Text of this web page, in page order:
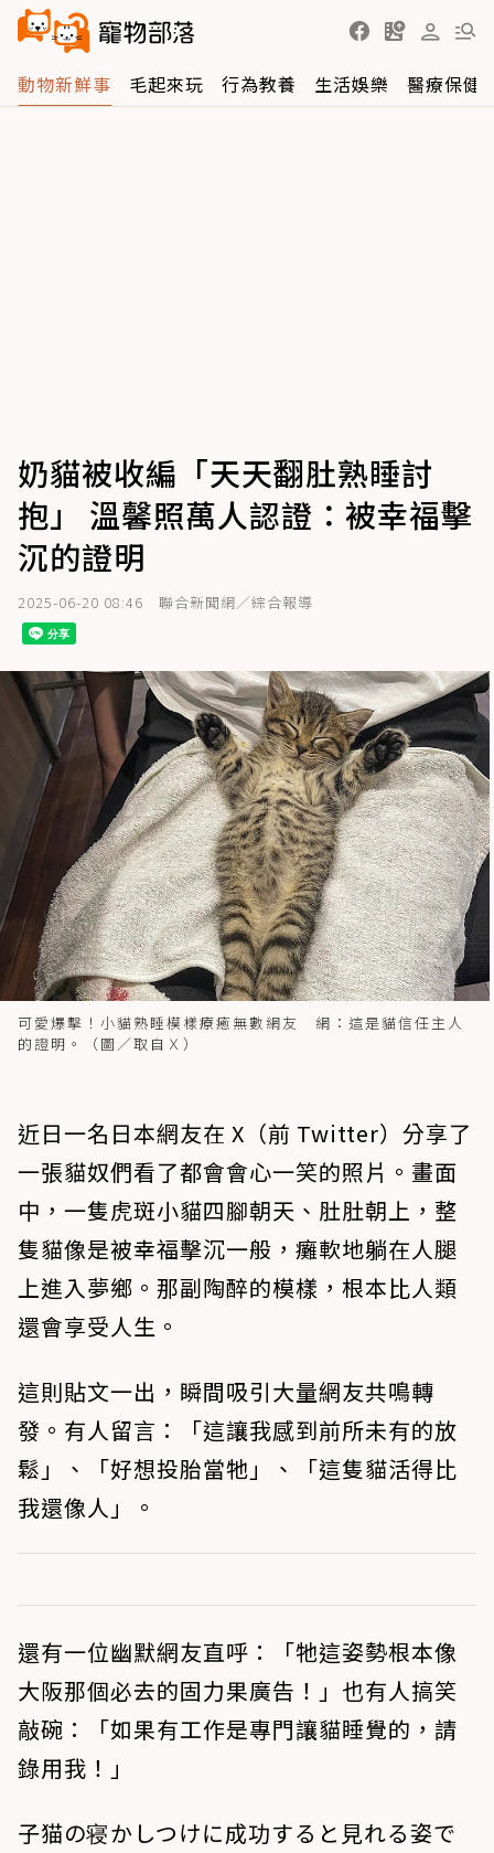
動物新鮮事 毛起來玩 行為教養 生活娛樂 醫療保健
奶貓被收編「天天翻肚熟睡討
抱」 溫馨照萬人認證：被幸福擊
沉的證明
2025-06-20 08:46 聯合新聞網／綜合報導
可愛爆擊！小貓熟睡模樣療癒無數網友 網：這是貓信任主人
的證明。（圖／取自Ｘ）
近日一名日本網友在 X（前 Twitter）分享了
一張貓奴們看了都會會心一笑的照片。畫面
中，一隻虎斑小貓四腳朝天、肚肚朝上，整
隻貓像是被幸福擊沉一般，癱軟地躺在人腿
上進入夢鄉。那副陶醉的模樣，根本比人類
還會享受人生。
這則貼文一出，瞬間吸引大量網友共鳴轉
發。有人留言：「這讓我感到前所未有的放
鬆」、「好想投胎當牠」、「這隻貓活得比
我還像人」。
還有一位幽默網友直呼：「牠這姿勢根本像
大阪那個必去的固力果廣告！」也有人搞笑
敲碗：「如果有工作是專門讓貓睡覺的，請
錄用我！」
子猫の寝かしつけに成功すると見れる姿で